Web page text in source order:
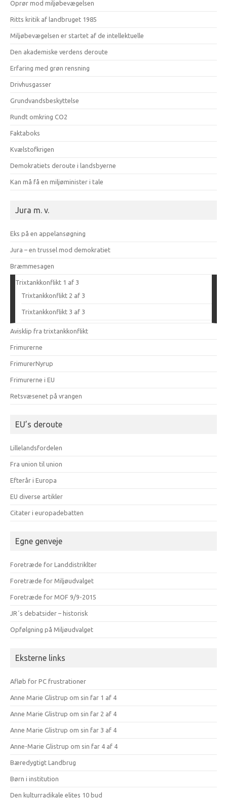
Oprør mod miljøbevægelsen
Ritts kritik af landbruget 1985
Miljøbevægelsen er startet af de intellektuelle
Den akademiske verdens deroute
Erfaring med grøn rensning
Drivhusgasser
Grundvandsbeskyttelse
Rundt omkring CO2
Faktaboks
Kvælstofkrigen
Demokratiets deroute i landsbyerne
Kan må få en miljøminister i tale
Jura m. v.
Eks på en appelansøgning
Jura – en trussel mod demokratiet
Bræmmesagen
Trixtankkonflikt 1 af 3
Trixtankkonflikt 2 af 3
Trixtankkonflikt 3 af 3
Avisklip fra trixtankkonflikt
Frimurerne
FrimurerNyrup
Frimurerne i EU
Retsvæsenet på vrangen
EU’s deroute
Lillelandsfordelen
Fra union til union
Efterår i Europa
EU diverse artikler
Citater i europadebatten
Egne genveje
Foretræde for Landdistriklter
Foretræde for Miljøudvalget
Foretræde for MOF 9/9-2015
JR´s debatsider – historisk
Opfølgning på Miljøudvalget
Eksterne links
Afløb for PC frustrationer
Anne Marie Glistrup om sin far 1 af 4
Anne Marie Glistrup om sin far 2 af 4
Anne Marie Glistrup om sin far 3 af 4
Anne-Marie Glistrup om sin far 4 af 4
Bæredygtigt Landbrug
Børn i institution
Den kulturradikale elites 10 bud